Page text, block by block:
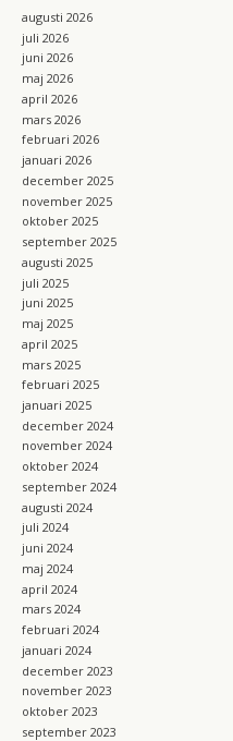
a
m
augusti 2026
juli 2026
juni 2026
maj 2026
april 2026
mars 2026
februari 2026
januari 2026
december 2025
november 2025
oktober 2025
september 2025
augusti 2025
juli 2025
juni 2025
maj 2025
april 2025
mars 2025
februari 2025
januari 2025
december 2024
november 2024
oktober 2024
september 2024
augusti 2024
juli 2024
juni 2024
maj 2024
april 2024
mars 2024
februari 2024
januari 2024
december 2023
november 2023
oktober 2023
september 2023